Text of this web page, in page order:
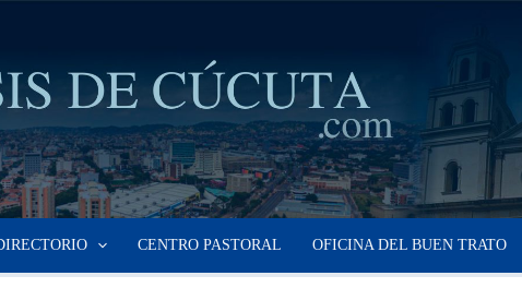
CENTRO PASTORAL OFICINA DEL BUEN TRATO